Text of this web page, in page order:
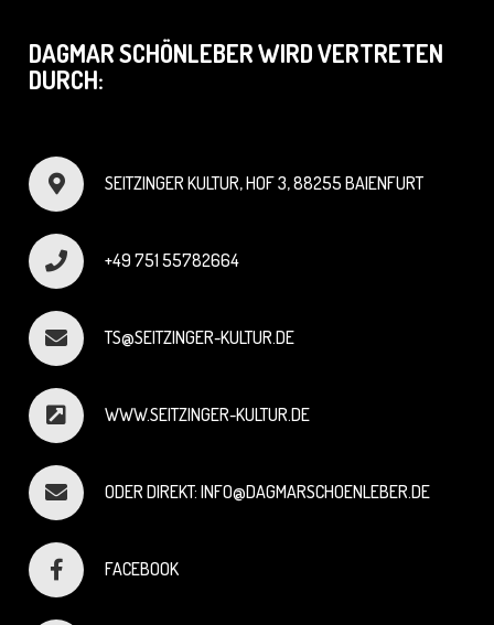
DAGMAR SCHÖNLEBER WIRD VERTRETEN
DURCH:
SEITZINGER KULTUR, HOF 3, 88255 BAIENFURT
+49 751 55782664
TS@SEITZINGER-KULTUR.DE
WWW.SEITZINGER-KULTUR.DE
ODER DIREKT: INFO@DAGMARSCHOENLEBER.DE
FACEBOOK